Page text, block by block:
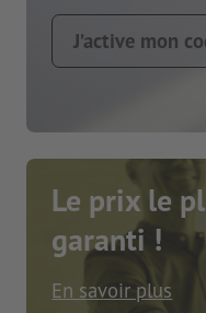
J’active mon
Le prix le
garanti !
En savoir plus